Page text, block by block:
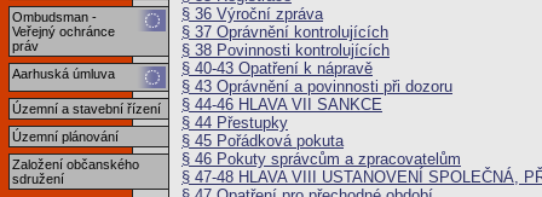
Ombudsman -
Veřejný ochránce
práv
Aarhuská úmluva
Územní a stavební řízení
Územní plánování
Založení občanského
sdružení
§ 36 Výroční zpráva
§ 37 Oprávnění kontrolujících
§ 38 Povinnosti kontrolujících
§ 40-43 Opatření k nápravě
§ 43 Oprávnění a povinnosti při dozoru
§ 44-46 HLAVA VII SANKCE
§ 44 Přestupky
§ 45 Pořádková pokuta
§ 46 Pokuty správcům a zpracovatelům
§ 47-48 HLAVA VIII USTANOVENÍ SPOLEČNÁ,